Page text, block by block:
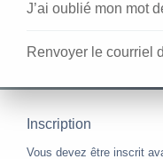
J’ai oublié mon mot
Renvoyer le courriel
Inscription
Vous devez être inscrit